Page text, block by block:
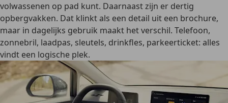
volwassenen op pad kunt. Daarnaast zijn er dertig
opbergvakken. Dat klinkt als een detail uit een brochure,
maar in dagelijks gebruik maakt het verschil. Telefoon,
zonnebril, laadpas, sleutels, drinkfles, parkeerticket: alles
vindt een logische plek.